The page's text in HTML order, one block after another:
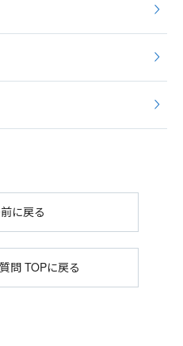
に戻る
問 TOPに戻る